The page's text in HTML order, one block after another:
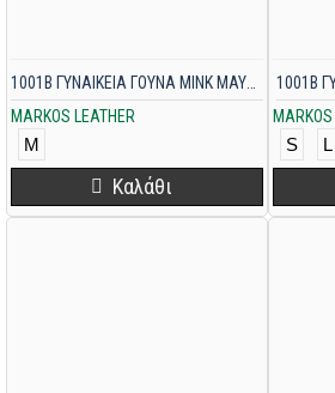
MARKOS LEATHER
M
Καλάθι
1001B
S L